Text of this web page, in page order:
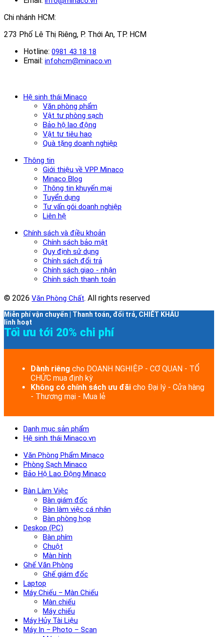
Chi nhánh HCM:
273 Phố Lê Thị Riêng, P. Thới An, TP. HCM
Hotline: 0981 43 18 18
Email: infohcm@minaco.vn
Hệ sinh thái Minaco
Văn phòng phẩm
Vật tư phòng sạch
Bảo hộ lao động
Vật tư tiêu hao
Quà tặng doanh nghiệp
Thông tin
Giới thiệu về VPP Minaco
Minaco Blog
Thông tin khuyến mại
Tuyển dụng
Tư vấn gói doanh nghiệp
Liên hệ
Chính sách và điều khoản
Chính sách bảo mật
Quy định sử dụng
Chính sách đổi trả
Chính sách giao - nhận
Chính sách thanh toán
© 2026 Văn Phòng Chất. All rights reserved
Miễn phí vận chuyển | Thanh toán, đổi trả, CHIẾT KHẤU
linh hoạt
Tối ưu tới 20% chi phí
Dành riêng cho DOANH NGHIỆP - CƠ QUAN - TỔ
CHỨC mua định kỳ
Không có chính sách ưu đãi cho Đại lý - Cửa hàng
- Thương mại - Mua lẻ
Danh mục sản phẩm
Hệ sinh thái Minaco.vn
Văn Phòng Phẩm Minaco
Phòng Sạch Minaco
Bảo Hộ Lao Động Minaco
Bàn Làm Việc
Bàn giám đốc
Bàn làm việc cá nhân
Bàn phòng họp
Deskop (PC)
Bàn phím
Chuột
Màn hình
Ghế Văn Phòng
Ghế giám đốc
Laptop
Máy Chiếu – Màn Chiếu
Màn chiếu
Máy chiếu
Máy Hủy Tài Liệu
Máy In – Photo – Scan